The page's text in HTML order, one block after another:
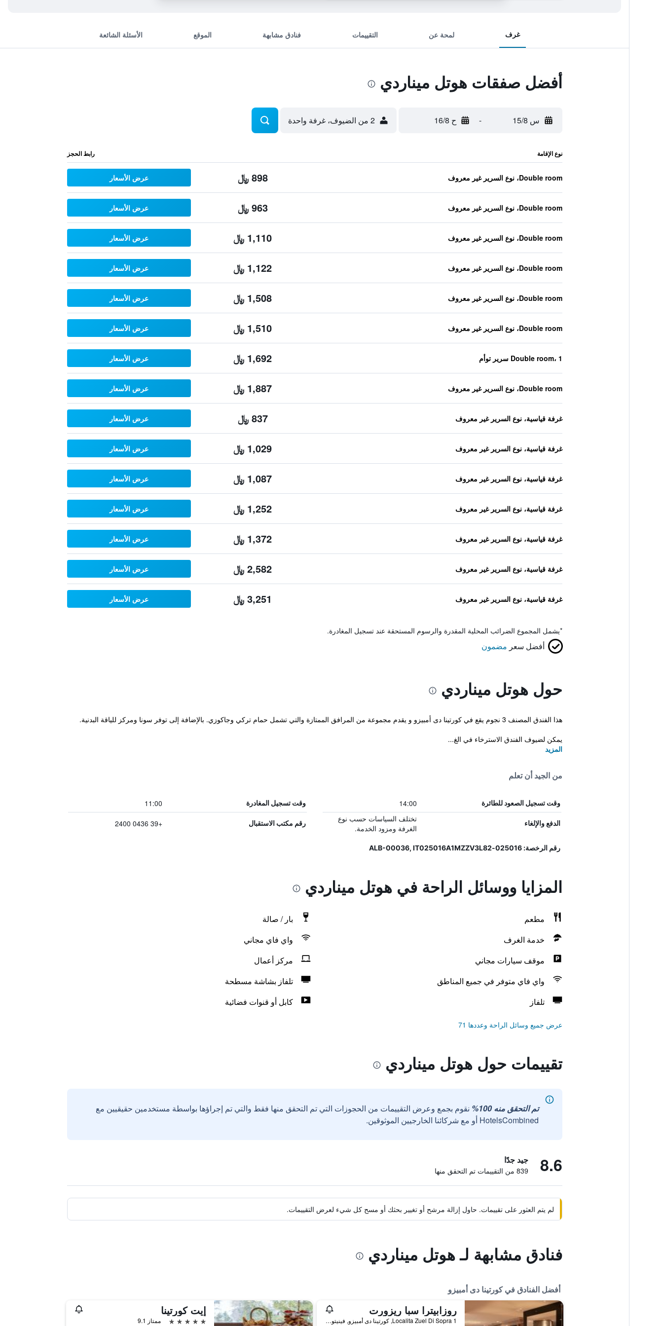
غرف لمحة عن التقييمات فنادق مشابهة الموقع الأسئلة الشائعة
أفضل صفقات هوتل ميناردي
س 15/8 - ح 16/8 2 من الضيوف، غرفة واحدة
نوع الإقامة رابط الحجز
Double room، نوع السرير غير معروف 898 ﷼ عرض الأسعار
Double room، نوع السرير غير معروف 963 ﷼ عرض الأسعار
Double room، نوع السرير غير معروف 1,110 ﷼ عرض الأسعار
Double room، نوع السرير غير معروف 1,122 ﷼ عرض الأسعار
Double room، نوع السرير غير معروف 1,508 ﷼ عرض الأسعار
Double room، نوع السرير غير معروف 1,510 ﷼ عرض الأسعار
Double room، 1 سرير توأم 1,692 ﷼ عرض الأسعار
Double room، نوع السرير غير معروف 1,887 ﷼ عرض الأسعار
غرفة قياسية، نوع السرير غير معروف 837 ﷼ عرض الأسعار
غرفة قياسية، نوع السرير غير معروف 1,029 ﷼ عرض الأسعار
غرفة قياسية، نوع السرير غير معروف 1,087 ﷼ عرض الأسعار
غرفة قياسية، نوع السرير غير معروف 1,252 ﷼ عرض الأسعار
غرفة قياسية، نوع السرير غير معروف 1,372 ﷼ عرض الأسعار
غرفة قياسية، نوع السرير غير معروف 2,582 ﷼ عرض الأسعار
غرفة قياسية، نوع السرير غير معروف 3,251 ﷼ عرض الأسعار
*يشمل المجموع الضرائب المحلية المقدرة والرسوم المستحقة عند تسجيل المغادرة.
أفضل سعر مضمون
حول هوتل ميناردي
هذا الفندق المصنف 3 نجوم يقع في كورتينا دى أمبيزو و يقدم مجموعة من المرافق الممتازة والتي تشمل حمام تركي وجاكوزي. بالإضافة إلى توفر سونا ومركز للياقة البدنية.
يمكن لضيوف الفندق الاسترخاء في الغ...
المزيد
من الجيد أن تعلم
وقت تسجيل الصعود للطائرة 14:00 وقت تسجيل المغادرة 11:00
الدفع والإلغاء
تختلف السياسات حسب نوع
الغرفة ومزود الخدمة.
رقم مكتب الاستقبال +39 0436 2400
رقم الرخصة: 025016-ALB-00036, IT025016A1MZZV3L82
المزايا ووسائل الراحة في هوتل ميناردي
مطعم
بار / صالة
خدمة الغرف
واي فاي مجاني
موقف سيارات مجاني
مركز أعمال
واي فاي متوفر في جميع المناطق
تلفاز بشاشة مسطحة
تلفاز
كابل أو قنوات فضائية
عرض جميع وسائل الراحة وعددها 71
تقييمات حول هوتل ميناردي
تم التحقق منه 100%
نقوم بجمع وعرض التقييمات من الحجوزات التي تم التحقق منها فقط والتي تم إجراؤها بواسطة مستخدمين حقيقيين مع
HotelsCombined أو مع شركائنا الخارجيين الموثوقين.
8.6 جيد جدًا
839 من التقييمات تم التحقق منها
لم يتم العثور على تقييمات. حاول إزالة مرشح أو تغيير بحثك أو مسح كل شيء لعرض التقييمات.
فنادق مشابهة لـ هوتل ميناردي
أفضل الفنادق في كورتينا دى أمبيزو
روزابيترا سبا ريزورت
Localita Zuel Di Sopra 1, كورتينا دى أمبيزو, فينيتو, إيطاليا
إيت كورتينا
5 نجوم
ممتاز 9.1